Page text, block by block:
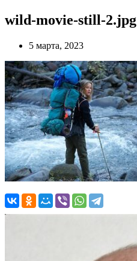
wild-movie-still-2.jpg
5 марта, 2023